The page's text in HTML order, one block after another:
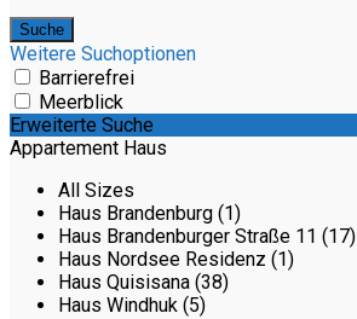
Weitere Suchoptionen
Barrierefrei
Meerblick
Erweiterte Suche
Appartement Haus
All Sizes
Haus Brandenburg (1)
Haus Brandenburger Straße 11 (17)
Haus Nordsee Residenz (1)
Haus Quisisana (38)
Haus Windhuk (5)